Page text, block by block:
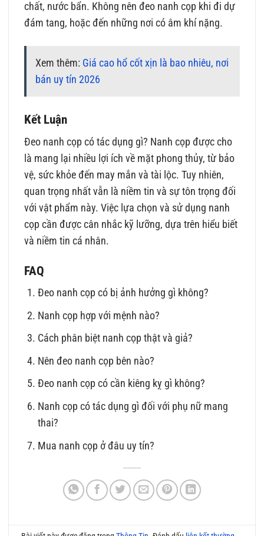
chất, nước bẩn. Không nên đeo nanh cọp khi đi dự
đám tang, hoặc đến những nơi có âm khí nặng.
Xem thêm: Giá cao hổ cốt xịn là bao nhiêu, nơi
bán uy tín 2026
Kết Luận
Đeo nanh cọp có tác dụng gì? Nanh cọp được cho
là mang lại nhiều lợi ích về mặt phong thủy, từ bảo
vệ, sức khỏe đến may mắn và tài lộc. Tuy nhiên,
quan trọng nhất vẫn là niềm tin và sự tôn trọng đối
với vật phẩm này. Việc lựa chọn và sử dụng nanh
cọp cần được cân nhắc kỹ lưỡng, dựa trên hiểu biết
và niềm tin cá nhân.
FAQ
Đeo nanh cọp có bị ảnh hưởng gì không?
Nanh cọp hợp với mệnh nào?
Cách phân biệt nanh cọp thật và giả?
Nên đeo nanh cọp bên nào?
Đeo nanh cọp có cần kiêng kỵ gì không?
Nanh cọp có tác dụng gì đối với phụ nữ mang
thai?
Mua nanh cọp ở đâu uy tín?